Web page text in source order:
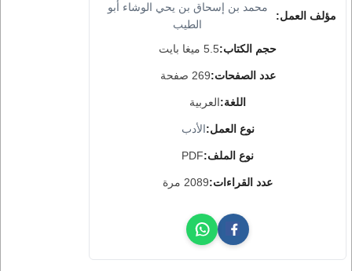
مؤلف العمل:
محمد بن إسحاق بن يحي الوشاء أبو
الطيب
حجم الكتاب:5.5 ميغا بايت
عدد الصفحات:269 صفحة
اللغة:العربية
نوع العمل:الأدب
نوع الملف:PDF
عدد القراءات:2089 مرة